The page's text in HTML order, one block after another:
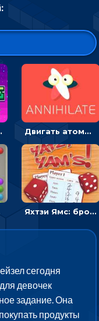
головоломка Двигать атомы, чтобы соединить – головоломка
Яхтзи Ямс: бросай кости и набери очков больше, чем у соперников
сегодня
девочек
задание. Она
продукты